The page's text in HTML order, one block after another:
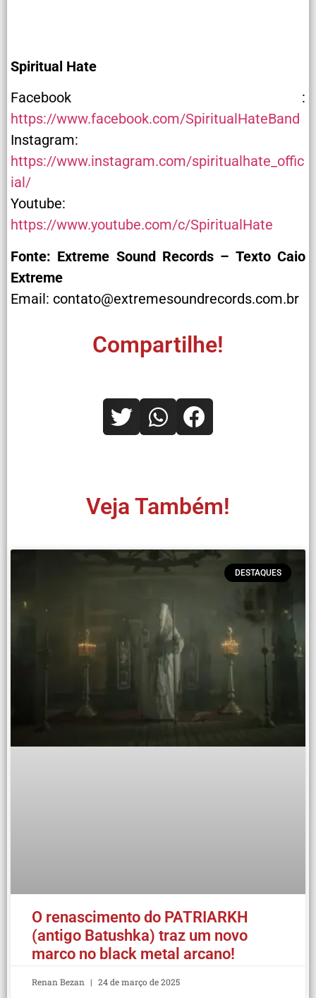
Spiritual Hate
Facebook :
https://www.facebook.com/SpiritualHateBand
Instagram:
https://www.instagram.com/spiritualhate_offic
ial/
Youtube:
https://www.youtube.com/c/SpiritualHate
Fonte: Extreme Sound Records – Texto Caio
Extreme
Email: contato@extremesoundrecords.com.br
Compartilhe!
Veja Também!
DESTAQUES
O renascimento do PATRIARKH
(antigo Batushka) traz um novo
marco no black metal arcano!
Renan Bezan 24 de março de 2025